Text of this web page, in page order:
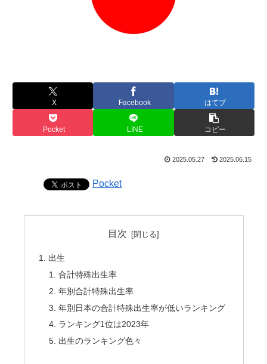
X Facebook はてブ
Pocket LINE コピー
2025.05.27 2025.06.15
Pocket
目次
出生
合計特殊出生率
年別合計特殊出生率
年別日本の合計特殊出生率が低いランキング
ランキング1位は2023年
出生のランキング色々